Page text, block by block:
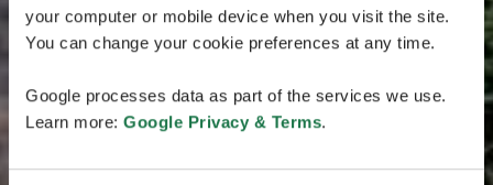
your computer or mobile device when you visit the site.
You can change your cookie preferences at any time.
Google processes data as part of the services we use.
Learn more: Google Privacy & Terms.